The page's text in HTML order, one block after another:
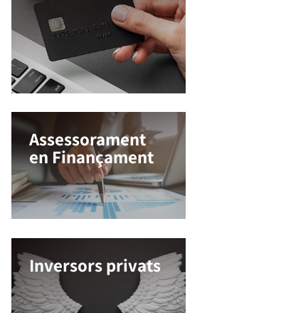
Assessorament
en Finançament
Inversors privats